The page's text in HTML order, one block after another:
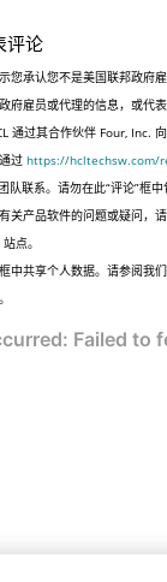
评论
您承认您不是美国联邦政府
府雇员或代理的信息，或代
通过其合作伙伴 Four, Inc.
过 https://hcltechsw.com/
队联系。请勿在此“评论”框中
关产品软件的问题或疑问，
站点。
中共享个人数据。请参阅我